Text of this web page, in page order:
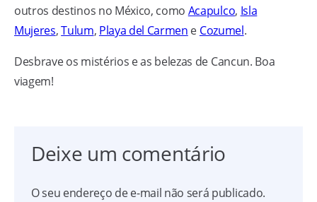
outros destinos no México, como Acapulco, Isla
Mujeres,Tulum, Playa del Carmen e Cozumel.
Desbrave os mistérios e as belezas de Cancun. Boa
viagem!
Deixe um comentário
O seu endereço de e-mail não será publicado.